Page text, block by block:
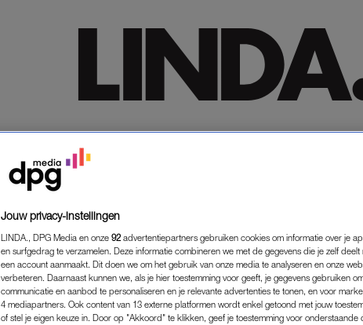
Jouw privacy-instellingen
LINDA., DPG Media en onze 92 advertentiepartners gebruiken cookies om informatie over je
en surfgedrag te verzamelen. Deze informatie combineren we met de gegevens die je zelf deelt
een account aanmaakt. Dit doen we om het gebruik van onze media te analyseren en onze
verbeteren. Daarnaast kunnen we, als je hier toestemming voor geeft, je gegevens gebruiken
communicatie en aanbod te personaliseren en je relevante advertenties te tonen, en voor
4 mediapartners. Ook content van 13 externe platformen wordt enkel getoond met jouw
of stel je eigen keuze in. Door op "Akkoord" te klikken, geef je toestemming voor onderstaande